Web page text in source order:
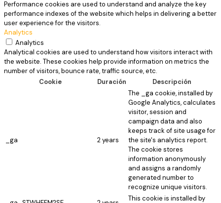
Performance cookies are used to understand and analyze the key
performance indexes of the website which helps in delivering a better
user experience for the visitors.
Analytics
Analytics
Analytical cookies are used to understand how visitors interact with
the website. These cookies help provide information on metrics the
number of visitors, bounce rate, traffic source, etc.
Cookie
Duración Descripción
_ga 2 years
The _ga cookie, installed by
Google Analytics, calculates
visitor, session and
campaign data and also
keeps track of site usage for
the site's analytics report.
The cookie stores
information anonymously
and assigns a randomly
generated number to
recognize unique visitors.
This cookie is installed by